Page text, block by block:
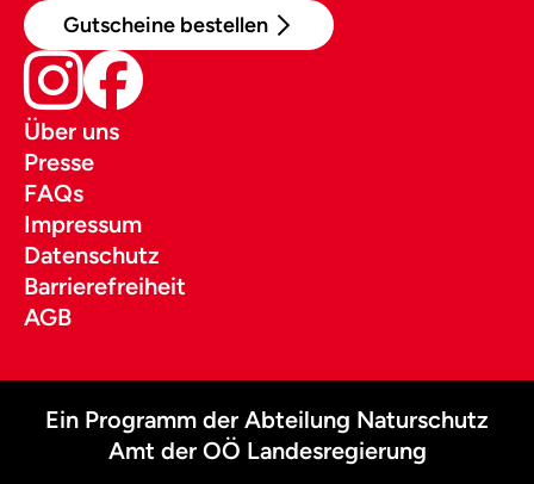
Gutscheine bestellen
Über uns
Presse
FAQs
Impressum
Datenschutz
Barrierefreiheit
AGB
Ein Programm der Abteilung Naturschutz
Amt der OÖ Landesregierung